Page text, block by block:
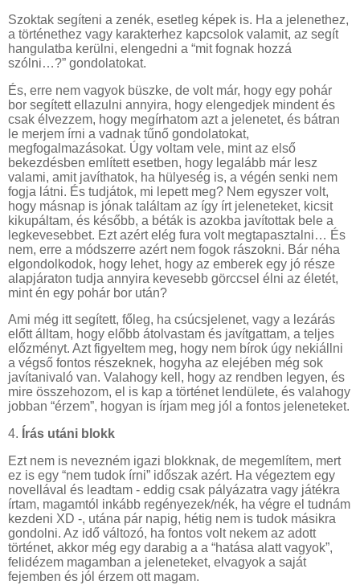
Szoktak segíteni a zenék, esetleg képek is. Ha a jelenethez,
a történethez vagy karakterhez kapcsolok valamit, az segít
hangulatba kerülni, elengedni a “mit fognak hozzá
szólni…?” gondolatokat.
És, erre nem vagyok büszke, de volt már, hogy egy pohár
bor segített ellazulni annyira, hogy elengedjek mindent és
csak élvezzem, hogy megírhatom azt a jelenetet, és bátran
le merjem írni a vadnak tűnő gondolatokat,
megfogalmazásokat. Úgy voltam vele, mint az első
bekezdésben említett esetben, hogy legalább már lesz
valami, amit javíthatok, ha hülyeség is, a végén senki nem
fogja látni. És tudjátok, mi lepett meg? Nem egyszer volt,
hogy másnap is jónak találtam az így írt jeleneteket, kicsit
kikupáltam, és később, a béták is azokba javítottak bele a
legkevesebbet. Ezt azért elég fura volt megtapasztalni… És
nem, erre a módszerre azért nem fogok rászokni. Bár néha
elgondolkodok, hogy lehet, hogy az emberek egy jó része
alapjáraton tudja annyira kevesebb görccsel élni az életét,
mint én egy pohár bor után?
Ami még itt segített, főleg, ha csúcsjelenet, vagy a lezárás
előtt álltam, hogy előbb átolvastam és javítgattam, a teljes
előzményt. Azt figyeltem meg, hogy nem bírok úgy nekiállni
a végső fontos részeknek, hogyha az elejében még sok
javítanivaló van. Valahogy kell, hogy az rendben legyen, és
mire összehozom, el is kap a történet lendülete, és valahogy
jobban “érzem”, hogyan is írjam meg jól a fontos jeleneteket.
4. Írás utáni blokk
Ezt nem is nevezném igazi blokknak, de megemlítem, mert
ez is egy “nem tudok írni” időszak azért. Ha végeztem egy
novellával és leadtam - eddig csak pályázatra vagy játékra
írtam, magamtól inkább regényezek/nék, ha végre el tudnám
kezdeni XD -, utána pár napig, hétig nem is tudok másikra
gondolni. Az idő változó, ha fontos volt nekem az adott
történet, akkor még egy darabig a a “hatása alatt vagyok”,
felidézem magamban a jeleneteket, elvagyok a saját
fejemben és jól érzem ott magam.